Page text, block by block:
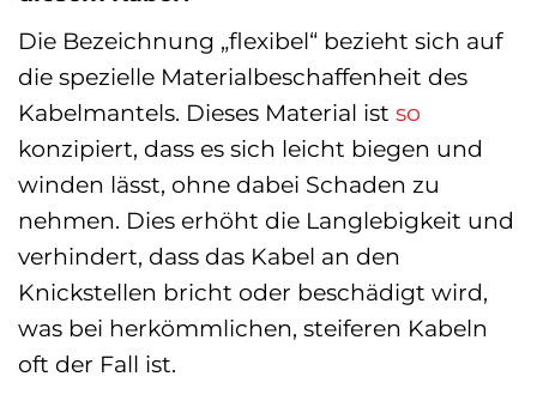
Die Bezeichnung „flexibel“ bezieht sich auf
die spezielle Materialbeschaffenheit des
Kabelmantels. Dieses Material ist so
konzipiert, dass es sich leicht biegen und
winden lässt, ohne dabei Schaden zu
nehmen. Dies erhöht die Langlebigkeit und
verhindert, dass das Kabel an den
Knickstellen bricht oder beschädigt wird,
was bei herkömmlichen, steiferen Kabeln
oft der Fall ist.